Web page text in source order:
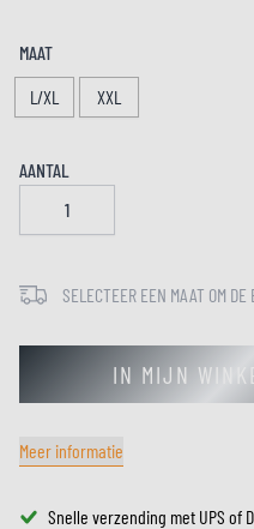
MAAT
L/XL
XXL
AANTAL
SELECTEER EEN MAAT OM
IN MIJN
Meer informatie
Snelle verzending met UPS of